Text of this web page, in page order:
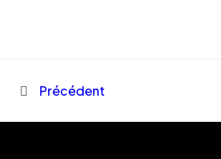
Précédent